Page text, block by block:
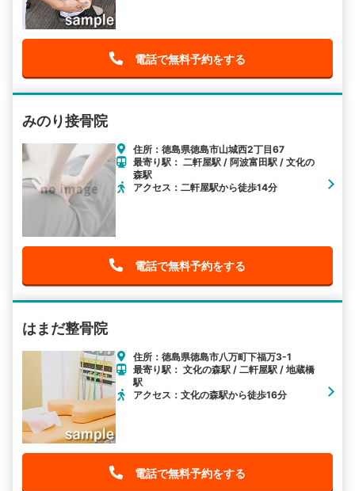
電話で無料予約をする
みのり接骨院
住所：徳島県徳島市山城西2丁目67
最寄り駅： 二軒屋駅 / 阿波富田駅 / 文化の
森駅
アクセス：二軒屋駅から徒歩14分
電話で無料予約をする
はまだ整骨院
住所：徳島県徳島市八万町下福万3-1
最寄り駅： 文化の森駅 / 二軒屋駅 / 地蔵橋
駅
アクセス：文化の森駅から徒歩16分
電話で無料予約をする